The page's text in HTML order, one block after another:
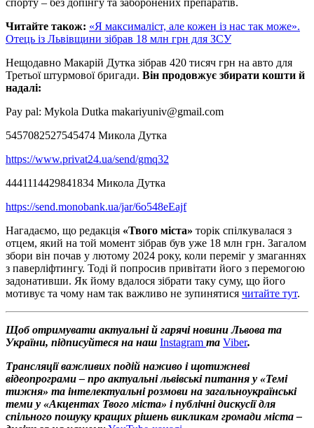
Читайте також: «Я максималіст, але кожен із нас так може».
Отець із Львівщини зібрав 18 млн грн для ЗСУ
Нещодавно Макарій Дутка зібрав 420 тисяч грн на авто для
Третьої штурмової бригади. Він продовжує збирати кошти й
надалі:
Pay pal: Mykola Dutka makariyuniv@gmail.com
5457082527545474 Микола Дутка
https://www.privat24.ua/send/gmq32
4441114429841834 Микола Дутка
https://send.monobank.ua/jar/6o548eEajf
Нагадаємо, що редакція «Твого міста» торік спілкувалася з
отцем, який на той момент зібрав був уже 18 млн грн. Загалом
збори він почав у лютому 2024 року, коли переміг у змаганнях
з паверліфтингу. Тоді й попросив привітати його з перемогою
задонативши. Як йому вдалося зібрати таку суму, що його
мотивує та чому нам так важливо не зупинятися читайте тут.
Щоб отримувати актуальні й гарячі новини Львова та
України, підписуйтеся на наш Instagram та Viber.
Трансляції важливих подій наживо і щотижневі
відеопрограми – про актуальні львівські питання у «Темі
тижня» та інтелектуальні розмови на загальноукраїнські
теми у «Акцентах Твого міста» і публічні дискусії для
спільного пошуку кращих рішень викликам громади міста –